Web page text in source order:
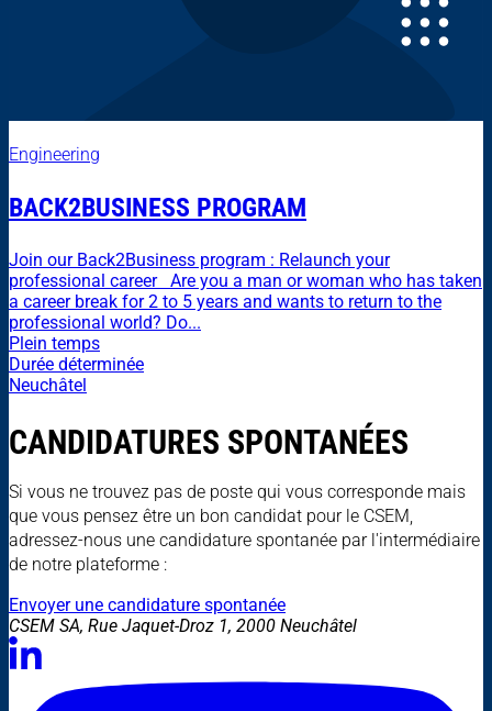
Engineering
BACK2BUSINESS PROGRAM
Join our Back2Business program : Relaunch your
professional career Are you a man or woman who has taken
a career break for 2 to 5 years and wants to return to the
professional world? Do...
Plein temps
Durée déterminée
Neuchâtel
CANDIDATURES SPONTANÉES
Si vous ne trouvez pas de poste qui vous corresponde mais
que vous pensez être un bon candidat pour le CSEM,
adressez-nous une candidature spontanée par l'intermédiaire
de notre plateforme :
Envoyer une candidature spontanée
CSEM SA, Rue Jaquet-Droz 1, 2000 Neuchâtel